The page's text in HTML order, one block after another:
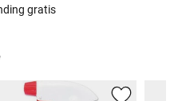
gratis